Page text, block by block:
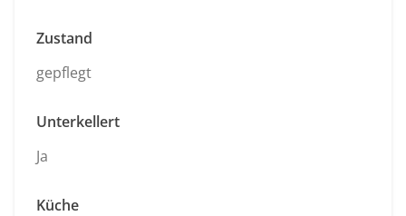
Zustand
gepflegt
Unterkellert
Ja
Küche